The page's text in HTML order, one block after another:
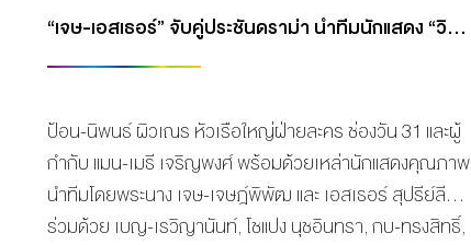
“เจษ-เอสเธอร์” จับคู่ประชันดราม่า นำทีมนักแสดง “วิมานทราย” บวงสรวงเอาฤกษ์เอาชัย
ป้อน-นิพนธ์ ผิวเณร หัวเรือใหญ่ฝ่ายละคร ช่องวัน 31 และผู้
กำกับ แมน-เมธี เจริญพงศ์ พร้อมด้วยเหล่านักแสดงคุณภาพ
นำทีมโดยพระนาง เจษ-เจษฎ์พิพัฒ และ เอสเธอร์ สุปรีย์ลีลา
ร่วมด้วย เบญ-เรวิญานันท์, โชแปง นุชอินทรา, กบ-ทรงสิทธิ์,